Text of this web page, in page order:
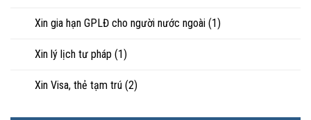
Xin gia hạn GPLĐ cho người nước ngoài (1)
Xin lý lịch tư pháp (1)
Xin Visa, thẻ tạm trú (2)